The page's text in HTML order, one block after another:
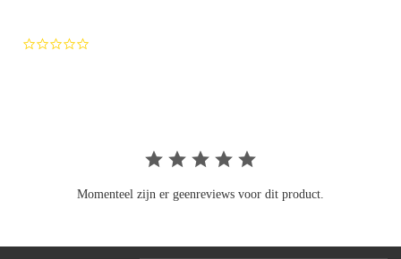
Momenteel zijn er geenreviews voor dit product.